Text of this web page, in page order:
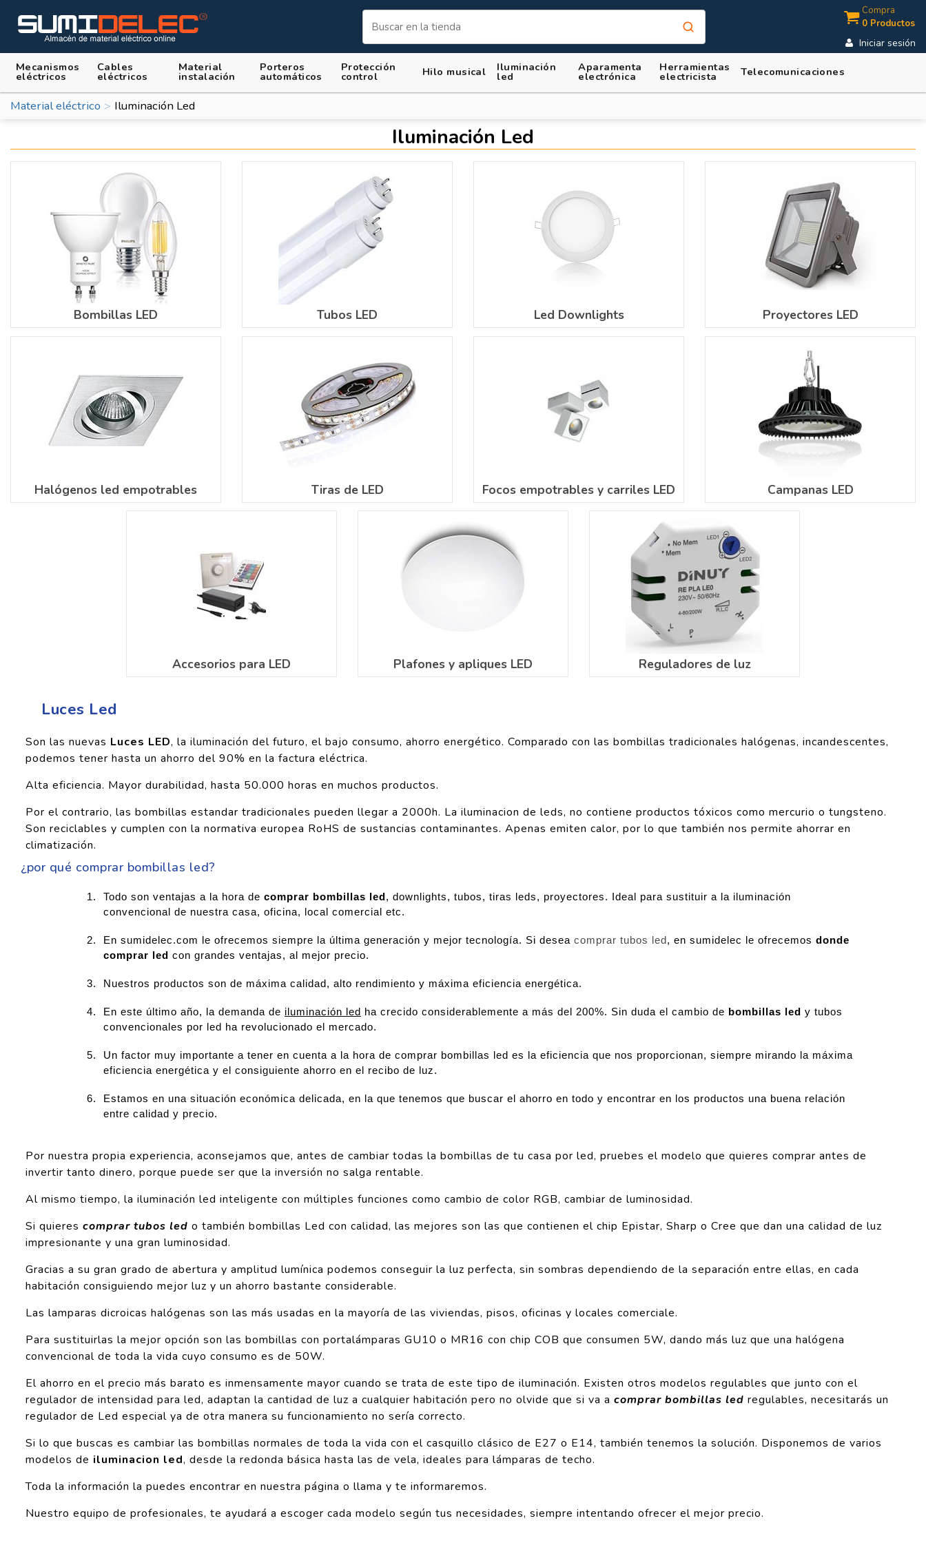
Compra
0 Productos
Iniciar sesión
Mecanismos
eléctricos
Cables
eléctricos
Material
instalación
Porteros
automáticos
Protección
control Hilo musical Iluminación
led
Aparamenta
electrónica
Herramientas
electricista Telecomunicaciones
Material eléctrico Iluminación Led
Iluminación Led
Bombillas LED Tubos LED Led Downlights Proyectores LED
Halógenos led empotrables Tiras de LED Focos empotrables y carriles LED Campanas LED
Accesorios para LED Plafones y apliques LED Reguladores de luz
Luces Led
Son las nuevas Luces LED, la iluminación del futuro, el bajo consumo, ahorro energético. Comparado con las bombillas tradicionales halógenas, incandescentes,
podemos tener hasta un ahorro del 90% en la factura eléctrica.
Alta eficiencia. Mayor durabilidad, hasta 50.000 horas en muchos productos.
Por el contrario, las bombillas estandar tradicionales pueden llegar a 2000h. La iluminacion de leds, no contiene productos tóxicos como mercurio o tungsteno.
Son reciclables y cumplen con la normativa europea RoHS de sustancias contaminantes. Apenas emiten calor, por lo que también nos permite ahorrar en
climatización.
¿por qué comprar bombillas led?
Todo son ventajas a la hora de comprar bombillas led, downlights, tubos, tiras leds, proyectores. Ideal para sustituir a la iluminación
convencional de nuestra casa, oficina, local comercial etc.
En sumidelec.com le ofrecemos siempre la última generación y mejor tecnología. Si desea comprar tubos led, en sumidelec le ofrecemos donde
comprar led con grandes ventajas, al mejor precio.
Nuestros productos son de máxima calidad, alto rendimiento y máxima eficiencia energética.
En este último año, la demanda de iluminación led ha crecido considerablemente a más del 200%. Sin duda el cambio de bombillas led y tubos
convencionales por led ha revolucionado el mercado.
Un factor muy importante a tener en cuenta a la hora de comprar bombillas led es la eficiencia que nos proporcionan, siempre mirando la máxima
eficiencia energética y el consiguiente ahorro en el recibo de luz.
Estamos en una situación económica delicada, en la que tenemos que buscar el ahorro en todo y encontrar en los productos una buena relación
entre calidad y precio.
Por nuestra propia experiencia, aconsejamos que, antes de cambiar todas la bombillas de tu casa por led, pruebes el modelo que quieres comprar antes de
invertir tanto dinero, porque puede ser que la inversión no salga rentable.
Al mismo tiempo, la iluminación led inteligente con múltiples funciones como cambio de color RGB, cambiar de luminosidad.
Si quieres comprar tubos led o también bombillas Led con calidad, las mejores son las que contienen el chip Epistar, Sharp o Cree que dan una calidad de luz
impresionante y una gran luminosidad.
Gracias a su gran grado de abertura y amplitud lumínica podemos conseguir la luz perfecta, sin sombras dependiendo de la separación entre ellas, en cada
habitación consiguiendo mejor luz y un ahorro bastante considerable.
Las lamparas dicroicas halógenas son las más usadas en la mayoría de las viviendas, pisos, oficinas y locales comerciale.
Para sustituirlas la mejor opción son las bombillas con portalámparas GU10 o MR16 con chip COB que consumen 5W, dando más luz que una halógena
convencional de toda la vida cuyo consumo es de 50W.
El ahorro en el precio más barato es inmensamente mayor cuando se trata de este tipo de iluminación. Existen otros modelos regulables que junto con el
regulador de intensidad para led, adaptan la cantidad de luz a cualquier habitación pero no olvide que si va a comprar bombillas led regulables, necesitarás un
regulador de Led especial ya de otra manera su funcionamiento no sería correcto.
Si lo que buscas es cambiar las bombillas normales de toda la vida con el casquillo clásico de E27 o E14, también tenemos la solución. Disponemos de varios
modelos de iluminacion led, desde la redonda básica hasta las de vela, ideales para lámparas de techo.
Toda la información la puedes encontrar en nuestra página o llama y te informaremos.
Nuestro equipo de profesionales, te ayudará a escoger cada modelo según tus necesidades, siempre intentando ofrecer el mejor precio.